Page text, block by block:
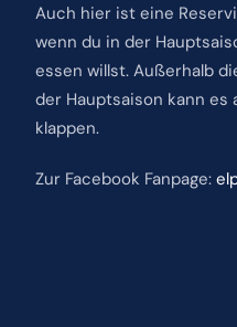
Auch hier ist eine
wenn du in der
essen willst. Außerhalb
der Hauptsaison kann es
klappen.
Zur Facebook Fanpage: